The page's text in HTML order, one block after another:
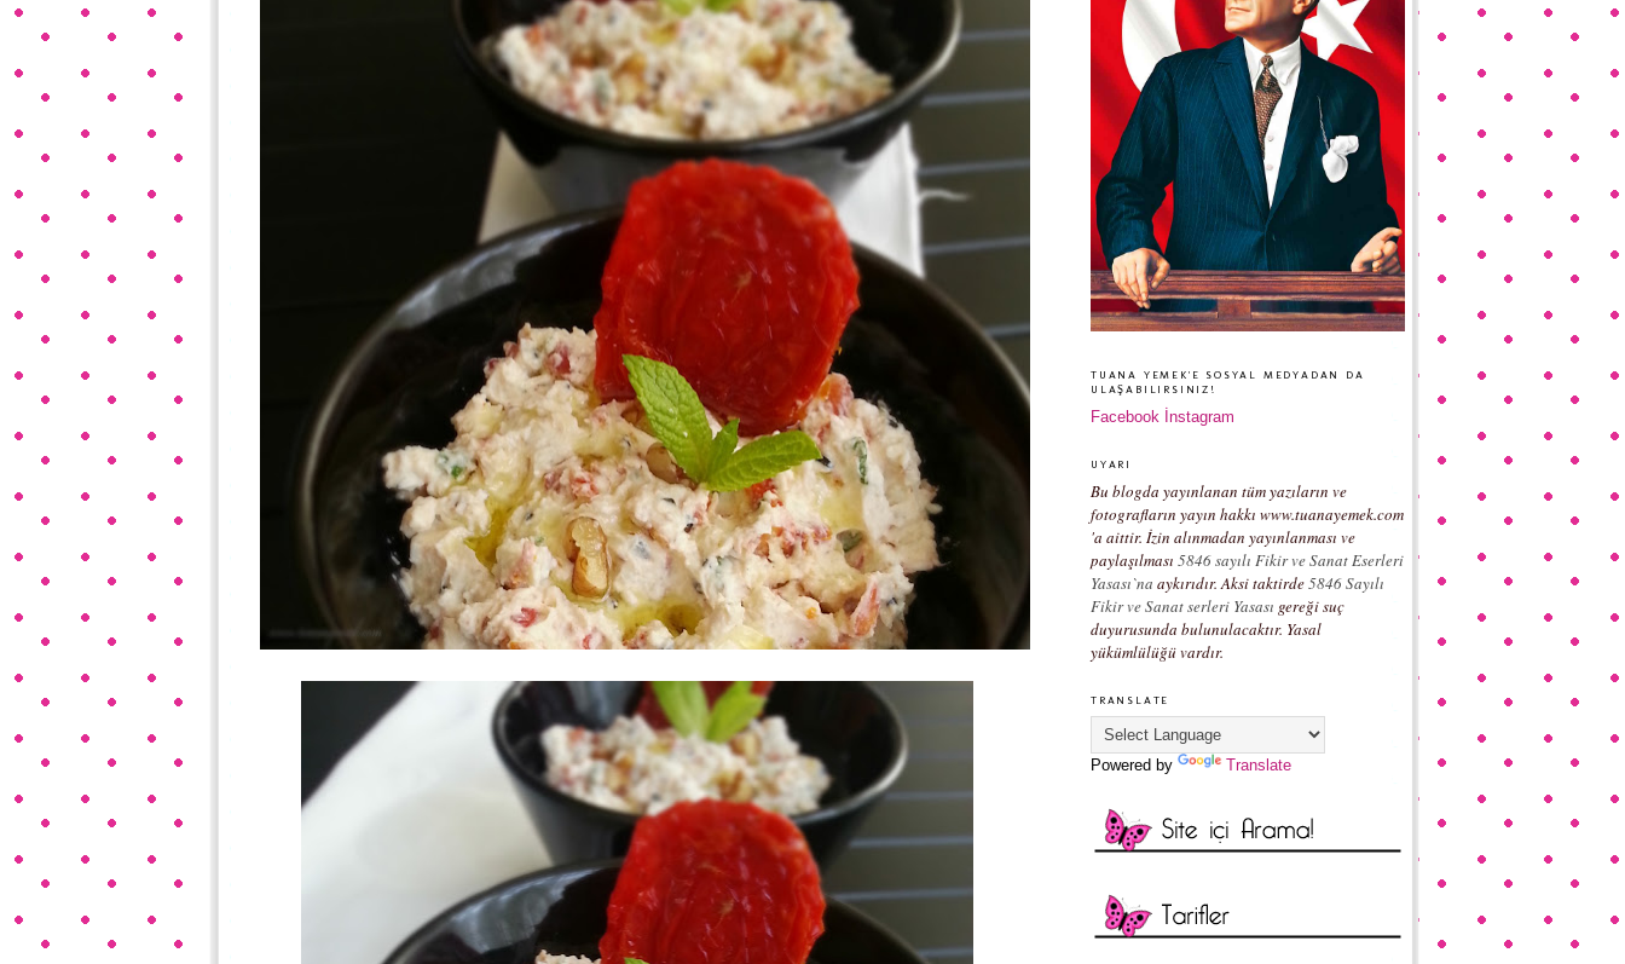
TUANA YEMEK'E SOSYAL MEDYADAN DA
ULAŞABILIRSINIZ!
Facebook İnstagram
UYARI
Bu blogda yayınlanan tüm yazıların ve
fotografların yayın hakkı www.tuanayemek.com
'a aittir. İzin alınmadan yayınlanması ve
paylaşılması 5846 sayılı Fikir ve Sanat Eserleri
Yasası`na aykırıdır. Aksi taktirde5846 Sayılı
Fikir ve Sanat serleri Yasası gereği suç
duyurusunda bulunulacaktır. Yasal
yükümlülüğü vardır.
TRANSLATE
Powered by Translate